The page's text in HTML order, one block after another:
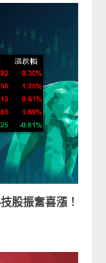
股振奮喜漲！